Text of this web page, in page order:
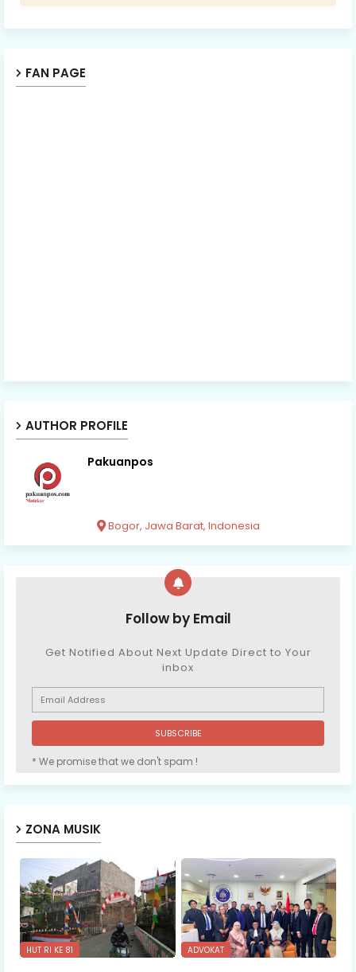
FAN PAGE
AUTHOR PROFILE
Pakuanpos
Bogor, Jawa Barat, Indonesia
Follow by Email
Get Notified About Next Update Direct to Your
inbox
* We promise that we don't spam !
ZONA MUSIK
HUT RI KE 81 ADVOKAT